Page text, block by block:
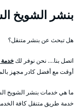
بنشر الشويخ
هل تبحث عن بنشر متنقل؟
اتصل بنا…. نحن نوفر لك
أوقت مع أفضل كادر مجهز
ما هي خدمات بنشر الشويخ
خدمة طريق متنقل كافة